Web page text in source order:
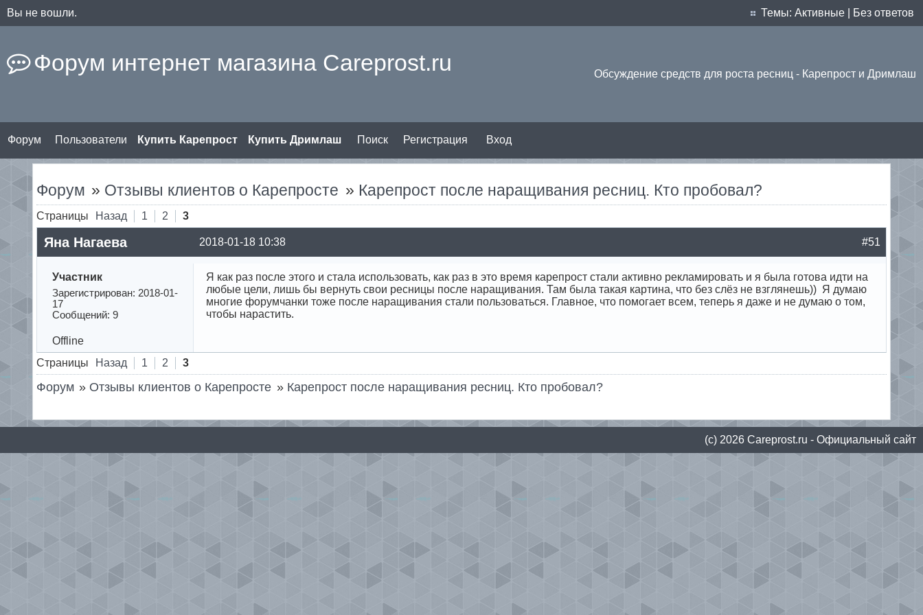
Вы не вошли. Темы: Активные Без ответов
Форум интернет магазина Careprost.ru Обсуждение средств для роста ресниц - Карепрост и Дримлаш
Форум Пользователи Купить Карепрост Купить Дримлаш Поиск Регистрация Вход
Форум » Отзывы клиентов о Карепросте » Карепрост после наращивания ресниц. Кто пробовал?
Страницы Назад 1 2 3
#51
2018-01-18 10:38
Яна Нагаева
Участник
Зарегистрирован: 2018-01-
17
Сообщений: 9
Я как раз после этого и стала использовать, как раз в это время карепрост стали активно рекламировать и я была готова идти на
любые цели, лишь бы вернуть свои ресницы после наращивания. Там была такая картина, что без слёз не взглянешь)) Я думаю
многие форумчанки тоже после наращивания стали пользоваться. Главное, что помогает всем, теперь я даже и не думаю о том,
чтобы нарастить.
Offline
Страницы
Назад 1 2 3
Форум » Отзывы клиентов о Карепросте » Карепрост после наращивания ресниц. Кто пробовал?
(с) 2026 Сareprost.ru - Официальный сайт